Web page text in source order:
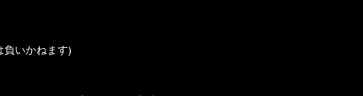
いかねます)